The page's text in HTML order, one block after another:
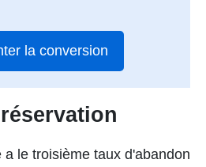
la conversion
le troisième taux d'abandon